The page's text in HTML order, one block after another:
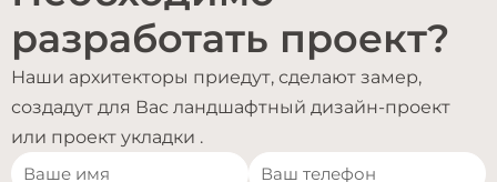
разработать проект?
Наши архитекторы приедут, сделают замер,
создадут для Вас ландшафтный дизайн-проект
или проект укладки .